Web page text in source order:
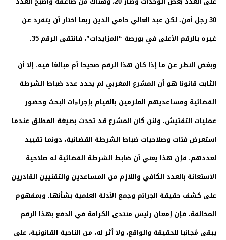
30 رجل أمن. لكن عبد العالي حامي الدين ربما اختار أن يتفرد عن
غيره بالرقم الأعلى في بورصة “المزايدات”، فانتقى الرقم 35.
وبغض النظر عن ما إذا كان هذا الرقم صحيحا أم مبالغا فيه، إلا أن
الثابت قانونا هو أن المشرع المغربي لم يحدد عدد ضباط الشرطة
القضائية ومساعديهم الملزمين بالقيام بإجراءات البحث وحضور
عمليات التفتيش. ولئن كان المشرع قد تحدث بصيغة المطلق عندما
استعرض فئات وصلاحيات ضباط الشرطة القضائية، دونما تقييد
لعددهم، فإن هذا يعني أن ضابط الشرطة القضائية له صلاحية
الاستعانة بالعدد الكافي واللازم من المساعدين والتقنيين القادرين
على كشف حقيقة الجرائم وجمع الأدلة العلمية بشأنها. وبمفهوم
المخالفة، فإن إمعان رئيس منتدى الكرامة في الدفع بهذا الرقم
يبقى مُجانبا للحقيقة والواقع، ولا أثر له، من الناحية القانونية، على